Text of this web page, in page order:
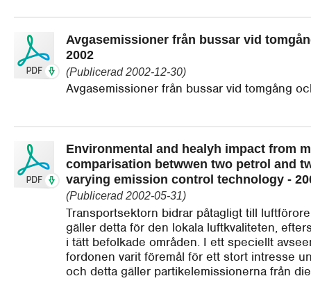
Avgasemissioner från bussar vid
2002
(Publicerad 2002-12-30)
Avgasemissioner från bussar vid tomgång
Environmental and healyh impact from
comparisation betwwen two petrol and
varying emission control technology -
(Publicerad 2002-05-31)
Transportsektorn bidrar påtagligt till
gäller detta för den lokala luftkvaliteten,
i tätt befolkade områden. I ett speciellt
fordonen varit föremål för ett stort intresse
och detta gäller partikelemissionerna från